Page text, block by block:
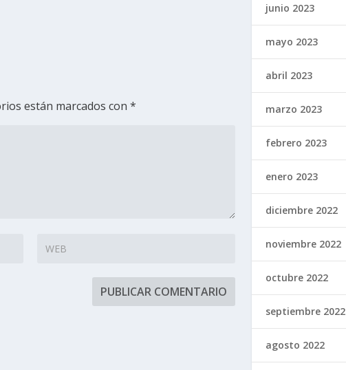
están marcados con*
junio 2023
mayo 2023
abril 2023
marzo 2023
febrero 2023
enero 2023
diciembre 2022
noviembre 2022
octubre 2022
septiembre 2022
agosto 2022